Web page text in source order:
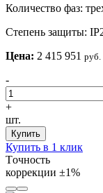
Количество фаз:
Степень защиты:
Цена: 2 415 951 руб.
-
+
шт.
Купить
Купить в 1 клик
Tочность
коррекции ±1%